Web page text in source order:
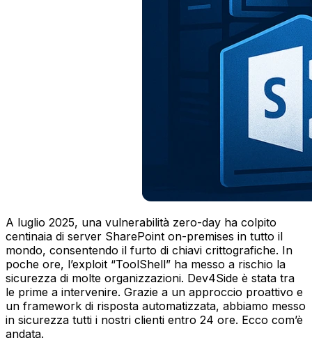
A luglio 2025, una vulnerabilità zero-day ha colpito
centinaia di server SharePoint on-premises in tutto il
mondo, consentendo il furto di chiavi crittografiche. In
poche ore, l’exploit “ToolShell” ha messo a rischio la
sicurezza di molte organizzazioni. Dev4Side è stata tra
le prime a intervenire. Grazie a un approccio proattivo e
un framework di risposta automatizzata, abbiamo messo
in sicurezza tutti i nostri clienti entro 24 ore. Ecco com’è
andata.